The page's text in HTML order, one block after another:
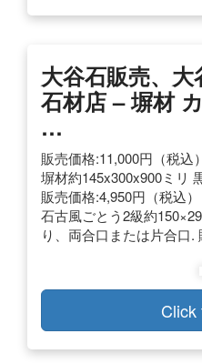
大谷石販売、
石材店 – 塀材
…
販売価格:11,000円（税込
塀材約145x300x900ミリ
販売価格:4,950円（税込
石古風ごとう2級約
り、両合口または片合口.
Click